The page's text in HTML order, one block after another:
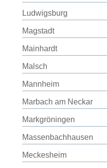
Ludwigsburg
Magstadt
Mainhardt
Malsch
Mannheim
Marbach am Neckar
Markgröningen
Massenbachhausen
Meckesheim